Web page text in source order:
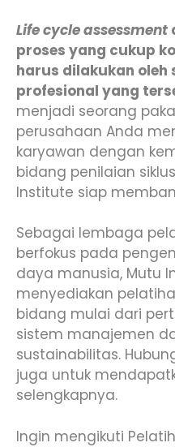
Life cycle assessment
proses yang cukup
harus dilakukan oleh
profesional yang
menjadi seorang
perusahaan Anda
karyawan dengan
bidang penilaian
Institute siap
Sebagai lembaga
berfokus pada
daya manusia, Mutu
menyediakan
bidang mulai dari
sistem manajemen
sustainabilitas.
juga untuk
selengkapnya.
Ingin mengikuti